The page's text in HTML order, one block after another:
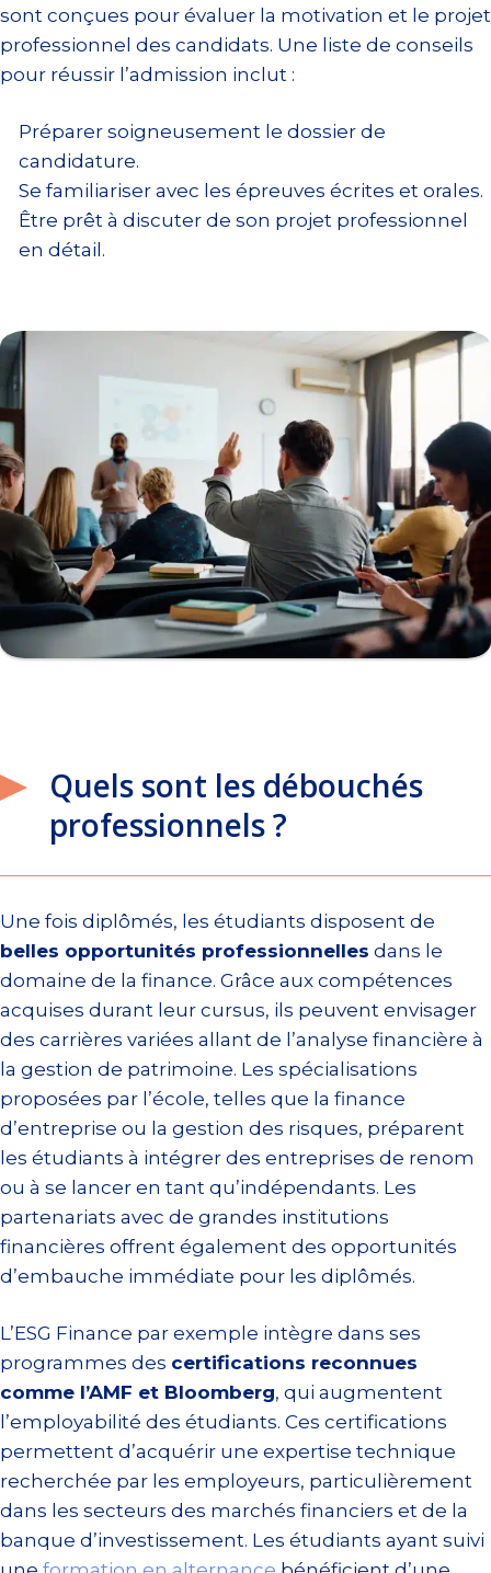
sont conçues pour évaluer la motivation et le projet
professionnel des candidats. Une liste de conseils
pour réussir l’admission inclut :
Préparer soigneusement le dossier de
candidature.
Se familiariser avec les épreuves écrites et orales.
Être prêt à discuter de son projet professionnel
en détail.
Quels sont les débouchés
professionnels ?
Une fois diplômés, les étudiants disposent de
belles opportunités professionnelles dans le
domaine de la finance. Grâce aux compétences
acquises durant leur cursus, ils peuvent envisager
des carrières variées allant de l’analyse financière à
la gestion de patrimoine. Les spécialisations
proposées par l’école, telles que la finance
d’entreprise ou la gestion des risques, préparent
les étudiants à intégrer des entreprises de renom
ou à se lancer en tant qu’indépendants. Les
partenariats avec de grandes institutions
financières offrent également des opportunités
d’embauche immédiate pour les diplômés.
L’ESG Finance par exemple intègre dans ses
programmes des certifications reconnues
comme l’AMF et Bloomberg, qui augmentent
l’employabilité des étudiants. Ces certifications
permettent d’acquérir une expertise technique
recherchée par les employeurs, particulièrement
dans les secteurs des marchés financiers et de la
banque d’investissement. Les étudiants ayant suivi